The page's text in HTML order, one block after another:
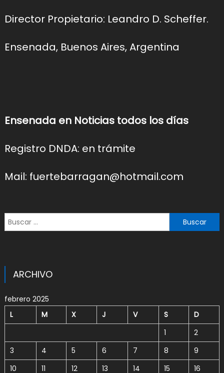
Director Propietario: Leandro D. Scheffer.
Ensenada, Buenos Aires, Argentina
Ensenada en Noticias todos los días
Registro DNDA: en trámite
Mail: fuertebarragan@hotmail.com
Buscar:
ARCHIVO
febrero 2025
L
M X J V S
D
1
2
3
4 5 6 7 8
9
10
11 12 13 14 15 16